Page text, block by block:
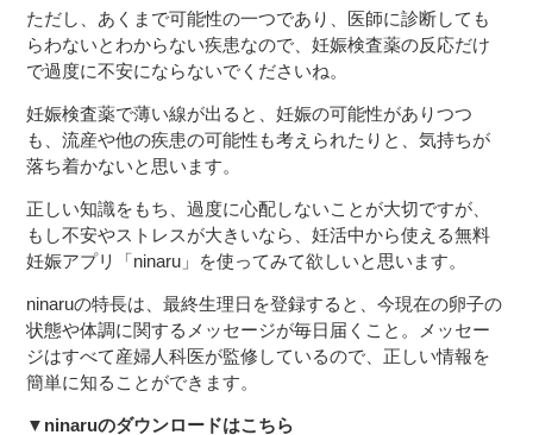
ただし、あくまで可能性の一つであり、医師に診断しても
らわないとわからない疾患なので、妊娠検査薬の反応だけ
で過度に不安にならないでくださいね。
妊娠検査薬で薄い線が出ると、妊娠の可能性がありつつ
も、流産や他の疾患の可能性も考えられたりと、気持ちが
落ち着かないと思います。
正しい知識をもち、過度に心配しないことが大切ですが、
もし不安やストレスが大きいなら、妊活中から使える無料
妊娠アプリ「ninaru」を使ってみて欲しいと思います。
ninaruの特長は、最終生理日を登録すると、今現在の卵子の
状態や体調に関するメッセージが毎日届くこと。メッセー
ジはすべて産婦人科医が監修しているので、正しい情報を
簡単に知ることができます。
▼ninaruのダウンロードはこちら